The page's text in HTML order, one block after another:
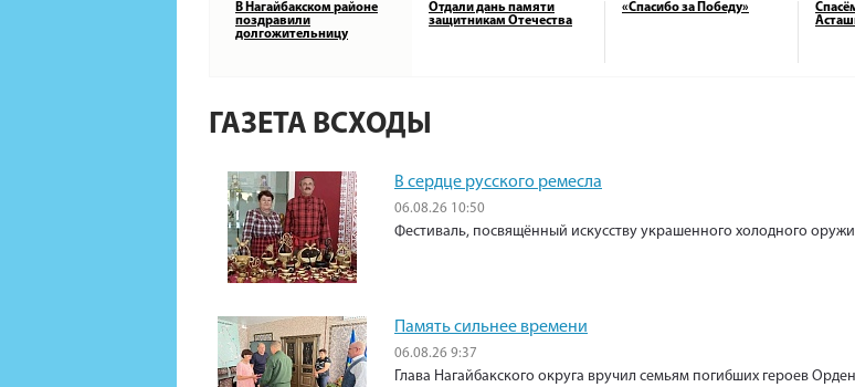
В Нагайбакском районе
поздравили
долгожительницу
Отдали дань памяти
защитникам Отечества
«Спасибо за Победу»
ГАЗЕТА ВСХОДЫ
В сердце русского ремесла
06.08.26 10:50
Фестиваль, посвящённый искусству украшенного холодного
Память сильнее времени
06.08.26 9:37
Глава Нагайбакского округа вручил семьям погибших героев